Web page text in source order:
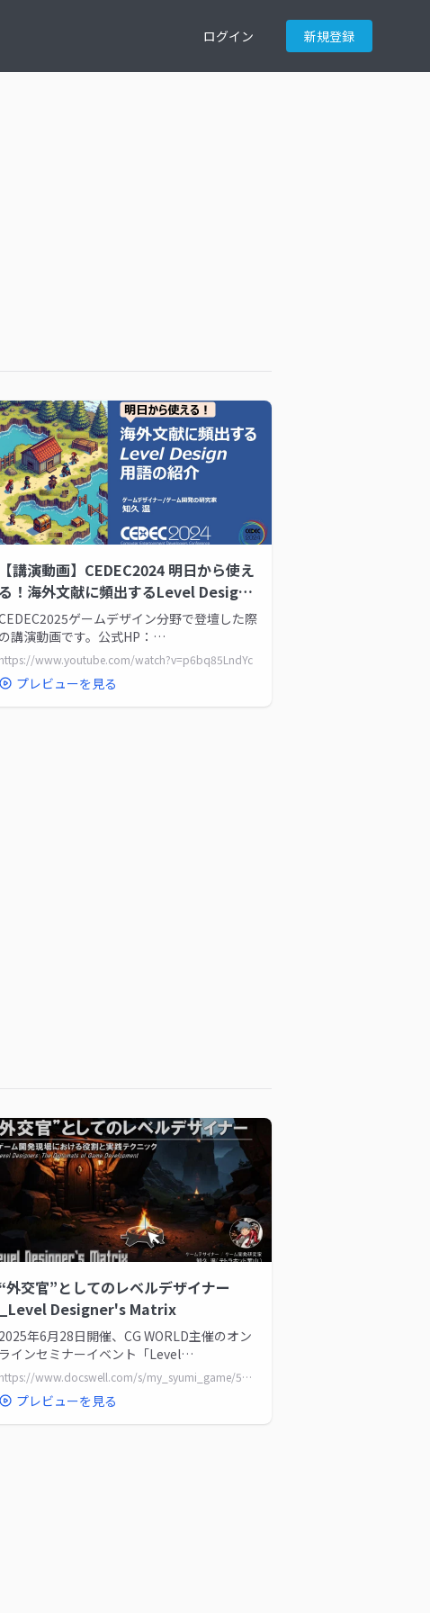
ログイン 新規登録
【講演動画】CEDEC2024 明日から使え
る！海外文献に頻出するLevel Design
語の紹介ゲームデザイン分野で登壇した際
の講演動画です。公式HP：
https://cedec.cesa.or.jp/2024/session/detail/s6609be8ca5282/
スライド：
https://www.docswell.com/s/my_syumi_game/ZR22VE-
https://www.youtube.com/watch?v=p6bq85LndYc
プレビューを見る
外交官”としてのレベルデザイナー
_Level Designer's Matrix
2025年6月28日開催、CG WORLD主催のオン
ラインセミナーイベント「Level
Designer&#039;s Matrix」 https://cgwor...https://www.docswell.com/s/my_syumi_game/5M68W9-Level-Designer-Diplomats
プレビューを見る